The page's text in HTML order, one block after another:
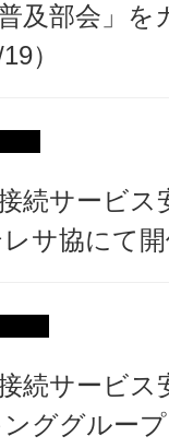
及部会」
）
続サービ
サ協にて
続サービ
ググルー